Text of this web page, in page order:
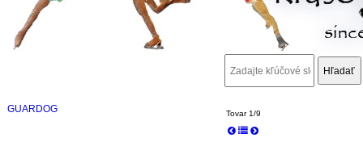
GUARDOG Tovar 1/9